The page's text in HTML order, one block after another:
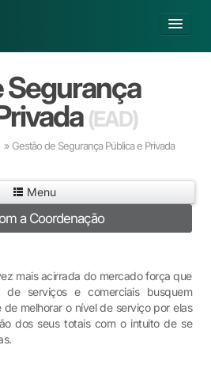
Já sou Aluno
Matricule-se
Segurança
(EAD)
» Gestão de Segurança Pública e Privada
Menu
a Coordenação
mais acirrada do mercado força que
de serviços e comerciais busquem
melhorar o nível de serviço por elas
dos seus totais com o intuito de se